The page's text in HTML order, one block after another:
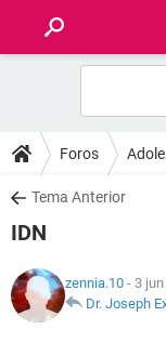
FOROS
SALUD
NUTRICIÓN
Foros
Tema Anterior
IDN
zennia.10 - 3
Dr. Joseph